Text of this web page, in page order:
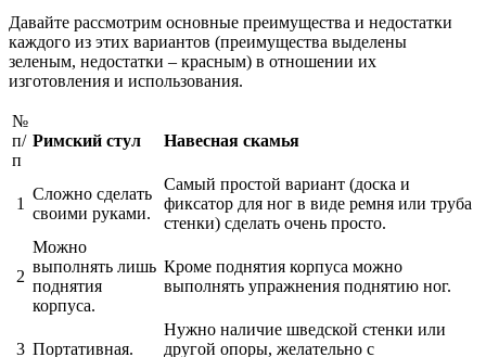
Давайте рассмотрим основные преимущества и недостатки
каждого из этих вариантов (преимущества выделены
зеленым, недостатки – красным) в отношении их
изготовления и использования.
№
п/
п
Римский стул Навесная скамья
1
Сложно сделать
своими руками.
Самый простой вариант (доска и
фиксатор для ног в виде ремня или труба
стенки) сделать очень просто.
2
Можно
выполнять лишь
поднятия
корпуса.
Кроме поднятия корпуса можно
выполнять упражнения поднятию ног.
3 Портативная.
Нужно наличие шведской стенки или
другой опоры, желательно с